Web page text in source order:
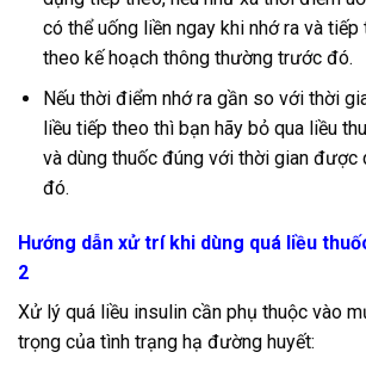
có thể uống liền ngay khi nhớ ra và
theo kế hoạch thông thường trước đó.
Nếu thời điểm nhớ ra gần so với thời
liều tiếp theo thì bạn hãy bỏ qua liều
và dùng thuốc đúng với thời gian được
đó.
Hướng dẫn xử trí khi dùng quá liều
2
Xử lý quá liều insulin cần phụ thuộc vào
trọng của tình trạng hạ đường huyết: